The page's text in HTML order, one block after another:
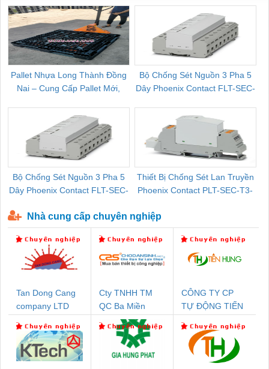
Pallet Nhựa Long Thành Đồng
Nai – Cung Cấp Pallet Mới,
Bộ Chống Sét Nguồn 3 Pha 5
Dây Phoenix Contact FLT-SEC-
Bộ Chống Sét Nguồn 3 Pha 5
Dây Phoenix Contact FLT-SEC-
Thiết Bị Chống Sét Lan Truyền
Phoenix Contact PLT-SEC-T3-
Nhà cung cấp chuyên nghiệp
Tan Dong Cang
company LTD
Cty TNHH TM
QC Ba Miền
CÔNG TY CP
TỰ ĐỘNG TIẾN